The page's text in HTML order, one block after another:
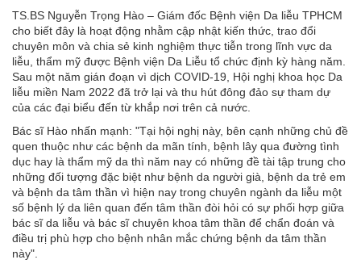
TS.BS Nguyễn Trọng Hào – Giám đốc Bệnh viện Da liễu TPHCM
cho biết đây là hoạt động nhằm cập nhật kiến thức, trao đổi
chuyên môn và chia sẻ kinh nghiệm thực tiễn trong lĩnh vực da
liễu, thẩm mỹ được Bệnh viện Da Liễu tổ chức định kỳ hàng năm.
Sau một năm gián đoạn vì dịch COVID-19, Hội nghị khoa học Da
liễu miền Nam 2022 đã trở lại và thu hút đông đảo sự tham dự
của các đại biểu đến từ khắp nơi trên cả nước.
Bác sĩ Hào nhấn mạnh: "Tại hội nghị này, bên cạnh những chủ đề
quen thuộc như các bệnh da mãn tính, bệnh lây qua đường tình
dục hay là thẩm mỹ da thì năm nay có những đề tài tập trung cho
những đối tượng đặc biệt như bệnh da người già, bệnh da trẻ em
và bệnh da tâm thần vì hiện nay trong chuyên ngành da liễu một
số bệnh lý da liên quan đến tâm thần đòi hỏi có sự phối hợp giữa
bác sĩ da liễu và bác sĩ chuyên khoa tâm thần để chẩn đoán và
điều trị phù hợp cho bệnh nhân mắc chứng bệnh da tâm thần
này".